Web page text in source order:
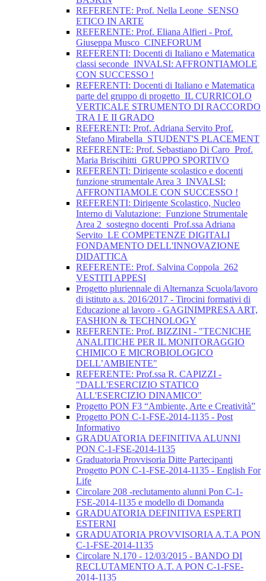
REFERENTE: Prof. Nella Leone_SENSO
ETICO IN ARTE
REFERENTE: Prof. Eliana Alfieri - Prof.
Giuseppa Musco_CINEFORUM
REFERENTI: Docenti di Italiano e Matematica
classi seconde_INVALSI: AFFRONTIAMOLE
CON SUCCESSO !
REFERENTI: Docenti di Italiano e Matematica
parte del gruppo di progetto_IL CURRICOLO
VERTICALE STRUMENTO DI RACCORDO
TRA I E II GRADO
REFERENTI: Prof. Adriana Servito Prof.
Stefano Mirabella_STUDENT'S PLACEMENT
REFERENTE: Prof. Sebastiano Di Caro_Prof.
Maria Briscihitti_GRUPPO SPORTIVO
REFERENTI: Dirigente scolastico e docenti
funzione strumentale Area 3_INVALSI:
AFFRONTIAMOLE CON SUCCESSO !
REFERENTI: Dirigente Scolastico, Nucleo
Interno di Valutazione:_Funzione Strumentale
Area 2_sostegno docenti_Prof.ssa Adriana
Servito_LE COMPETENZE DIGITALI
FONDAMENTO DELL'INNOVAZIONE
DIDATTICA
REFERENTE: Prof. Salvina Coppola_262
VESTITI APPESI
Progetto pluriennale di Alternanza Scuola/lavoro
di istituto a.s. 2016/2017 - Tirocini formativi di
Educazione al lavoro - GAGINIMPRESA ART,
FASHION & TECHNOLOGY
REFERENTE: Prof. BIZZINI - "TECNICHE
ANALITICHE PER IL MONITORAGGIO
CHIMICO E MICROBIOLOGICO
DELL’AMBIENTE"
REFERENTE: Prof.ssa R. CAPIZZI -
"DALL'ESERCIZIO STATICO
ALL'ESERCIZIO DINAMICO"
Progetto PON F3 “Ambiente, Arte e Creatività”
Progetto PON C-1-FSE-2014-1135 - Post
Informativo
GRADUATORIA DEFINITIVA ALUNNI
PON C-1-FSE-2014-1135
Graduatoria Provvisoria Ditte Partecipanti
Progetto PON C-1-FSE-2014-1135 - English For
Life
Circolare 208 -reclutamento alunni Pon C-1-
FSE-2014-1135 e modello di Domanda
GRADUATORIA DEFINITIVA ESPERTI
ESTERNI
GRADUATORIA PROVVISORIA A.T.A PON
C-1-FSE-2014-1135
Circolare N.170 - 12/03/2015 - BANDO DI
RECLUTAMENTO A.T. A PON C-1-FSE-
2014-1135